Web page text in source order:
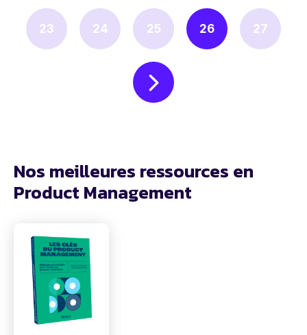
23 24 25 26 27
Nos meilleures ressources en
Product Management